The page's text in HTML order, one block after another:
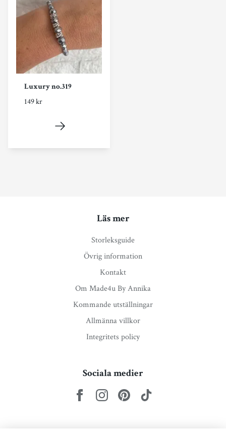
Luxury no.319
149 kr
Läs mer
Storleksguide
Övrig information
Kontakt
Om Made4u By Annika
Kommande utställningar
Allmänna villkor
Integritets policy
Sociala medier